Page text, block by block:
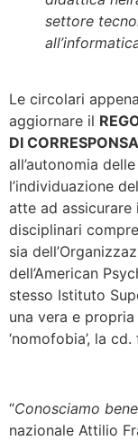
settore
Le circolari
aggiornare il
DI
all’autonomia
l’individuazione
atte ad
disciplinari
sia
dell’American
stesso Istituto
una vera e propria
‘nomofobia’, la
“Conosciamo bene
nazionale Attilio